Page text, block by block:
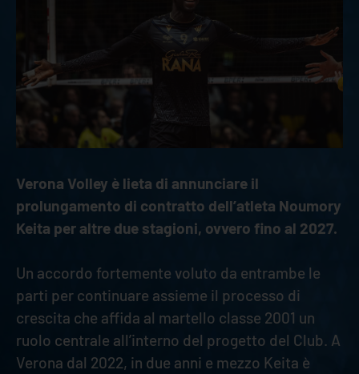
Verona Volley è lieta di annunciare il
prolungamento di contratto dell’atleta Noumory
Keita per altre due stagioni, ovvero fino al 2027.
Un accordo fortemente voluto da entrambe le
parti per continuare assieme il processo di
crescita che affida al martello classe 2001 un
ruolo centrale all’interno del progetto del Club. A
Verona dal 2022, in due anni e mezzo Keita è